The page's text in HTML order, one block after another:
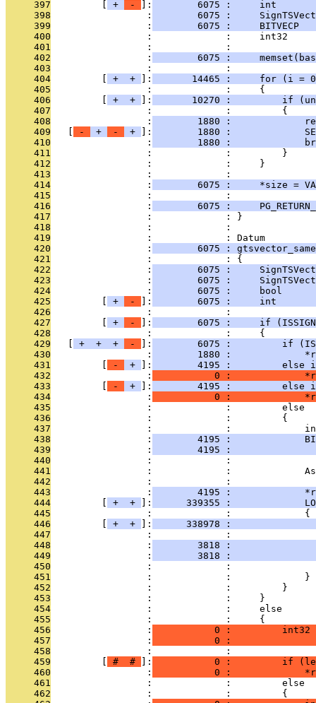
     397
+ - ]:
6075 :     int
     398
                 :
6075 :
     399
                 :
6075 :     BITVECP
     400
:             :     int32
     401
                 :             :
     402
                 :
6075 :
     403
                 :             :
     404
+ + ]:
14465 :     for (i =
     405
                 :             :     {
     406
+ + ]:
10270 :         if
     407
                 :             :         {
     408
                 :
1880 :
     409
- + - + ]:
1880 :
     410
                 :
1880 :
     411
                 :             :         }
     412
                 :             :     }
     413
                 :             :
     414
                 :
6075 :     *size =
     415
                 :             :
     416
                 :
6075 :
     417
                 :             : }
     418
                 :             :
     419
                 :             : Datum
     420
                 :
6075 :
     421
                 :             : {
     422
                 :
6075 :
     423
                 :
6075 :
     424
                 :
6075 :     bool
     425
+ - ]:
6075 :     int
     426
                 :             :
     427
+ - ]:
6075 :     if
     428
:             :     {
     429
+ + + - ]:
6075 :         if
     430
                 :
1880 :
     431
- + ]:
4195 :         else
     432
                 :
0 :
     433
- + ]:
4195 :         else
     434
                 :
0 :
     435
                 :             :         else
     436
                 :             :         {
     437
:             :
     438
                 :
4195 :
     439
                 :
4195 :
     440
                 :             :
     441
:             :
     442
                 :             :
     443
                 :
4195 :
     444
+ + ]:
339355 :
     445
                 :             :             {
     446
+ + ]:
338978 :
     447
:             :
     448
                 :
3818 :
     449
                 :
3818 :
     450
:             :
     451
                 :             :             }
     452
                 :             :         }
     453
                 :             :     }
     454
                 :             :     else
     455
:             :     {
     456
                 :
0 :         int32
     457
                 :
0 :
     458
                 :             :
     459
# # ]:
0 :         if
     460
                 :
0 :
     461
                 :             :         else
     462
                 :             :         {